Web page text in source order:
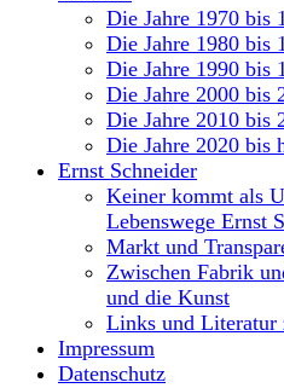
Die Jahre 1970 bis
Die Jahre 1980 bis
Die Jahre 1990 bis
Die Jahre 2000 bis
Die Jahre 2010 bis
Die Jahre 2020 bis
Ernst Schneider
Keiner kommt als
Lebenswege Ernst
Markt und
Zwischen Fabrik
und die Kunst
Links und Literatur
Impressum
Datenschutz